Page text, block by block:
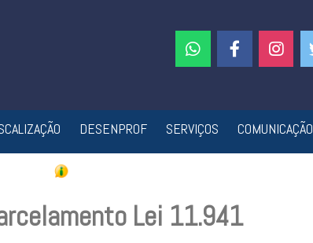
DESENPROF SERVIÇOS COMUNICAÇÃO
Lei 11.941